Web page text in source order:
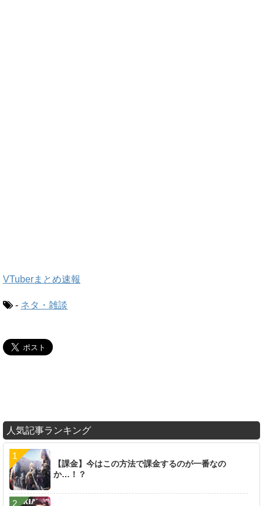
VTuberまとめ速報
- ネタ・雑談
人気記事ランキング
【課金】今はこの方法で課金するのが一番なの
か…！？